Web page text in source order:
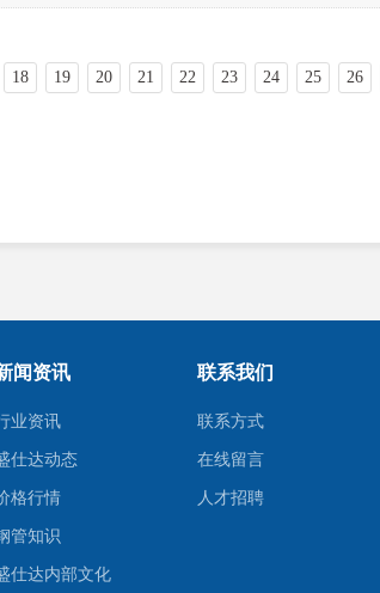
18 19 20 21 22 23 24 25 26
闻资讯
业资讯
仕达动态
格行情
管知识
仕达内部文化
联系我们
联系方式
在线留言
人才招聘